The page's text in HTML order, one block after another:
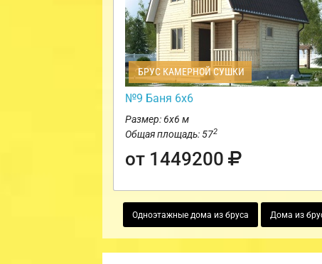
БРУС КАМЕРНОЙ СУШКИ
№9 Баня 6х6
Размер: 6х6 м
Общая площадь: 572
от 1449200
Одноэтажные дома из бруса Дома из